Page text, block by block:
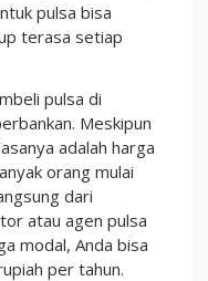
pulsa bisa
terasa setiap
pulsa di
Meskipun
adalah harga
orang mulai
dari
atau agen pulsa
modal, Anda bisa
per tahun.